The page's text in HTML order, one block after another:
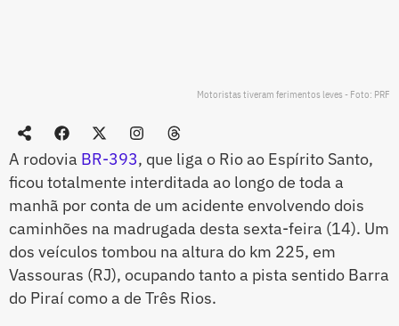
Motoristas tiveram ferimentos leves - Foto: PRF
A rodovia BR-393, que liga o Rio ao Espírito Santo,
ficou totalmente interditada ao longo de toda a
manhã por conta de um acidente envolvendo dois
caminhões na madrugada desta sexta-feira (14). Um
dos veículos tombou na altura do km 225, em
Vassouras (RJ), ocupando tanto a pista sentido Barra
do Piraí como a de Três Rios.